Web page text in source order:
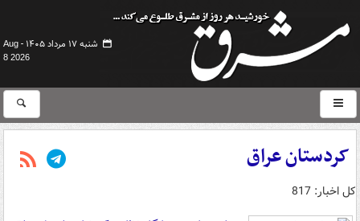
شنبه ۱۷ مرداد ۱۴۰۵ -
Aug
8 2026
کردستان عراق
کل اخبار: 817